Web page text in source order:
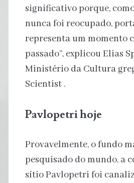
significativo porque,
nunca foi reocupado,
representa um momento
passado”, explicou Elias
Ministério da Cultura
Scientist .
Pavlopetri hoje
Provavelmente, o fundo
pesquisado do mundo, a
sítio Pavlopetri foi